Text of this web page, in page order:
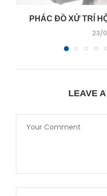
PHÁC ĐỒ XỬ TRÍ
23/
LEAVE